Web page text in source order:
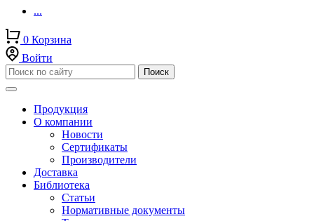
...
0 Корзина
Войти
Продукция
О компании
Новости
Сертификаты
Производители
Доставка
Библиотека
Статьи
Нормативные документы